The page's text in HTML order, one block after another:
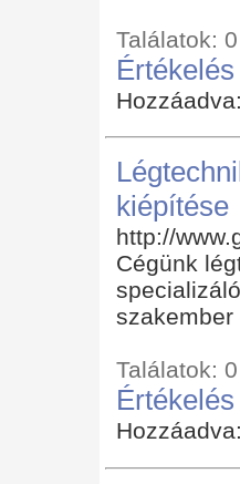
Találatok:
Értékelés
kiépítése
http://
Cégünk
Találatok:
Értékelés